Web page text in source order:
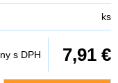
ks
s DPH 7,91 €